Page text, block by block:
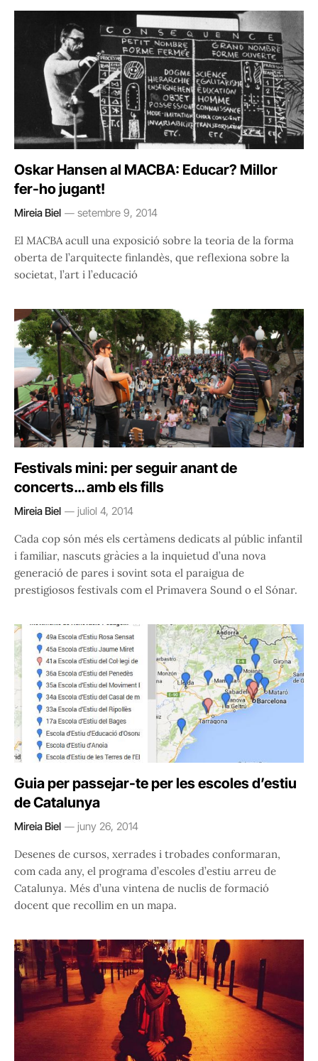
Oskar Hansen al MACBA: Educar? Millor
fer-ho jugant!
Mireia Biel setembre 9, 2014
El MACBA acull una exposició sobre la teoria de la forma
oberta de l’arquitecte finlandès, que reflexiona sobre la
societat, l’art i l’educació
Festivals mini: per seguir anant de
concerts… amb els fills
Mireia Biel juliol 4, 2014
Cada cop són més els certàmens dedicats al públic infantil
i familiar, nascuts gràcies a la inquietud d’una nova
generació de pares i sovint sota el paraigua de
prestigiosos festivals com el Primavera Sound o el Sónar.
Guia per passejar-te per les escoles d’estiu
de Catalunya
Mireia Biel juny 26, 2014
Desenes de cursos, xerrades i trobades conformaran,
com cada any, el programa d’escoles d’estiu arreu de
Catalunya. Més d’una vintena de nuclis de formació
docent que recollim en un mapa.